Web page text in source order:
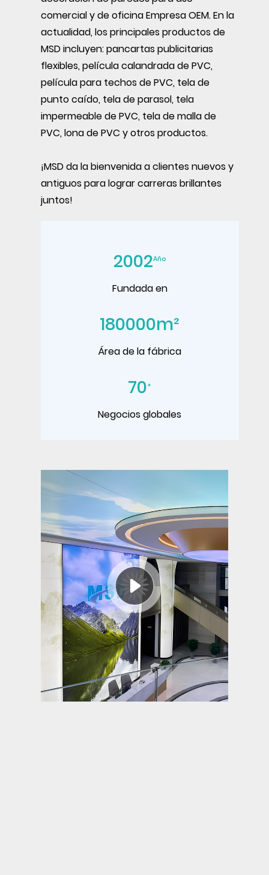
comercial y de oficina Empresa OEM. En la
actualidad, los principales productos de
MSD incluyen: pancartas publicitarias
flexibles, película calandrada de PVC,
película para techos de PVC, tela de
punto caído, tela de parasol, tela
impermeable de PVC, tela de malla de
PVC, lona de PVC y otros productos.
¡MSD da la bienvenida a clientes nuevos y
antiguos para lograr carreras brillantes
juntos!
2002Año
Fundada en
180000m²
Área de la fábrica
70+
Negocios globales